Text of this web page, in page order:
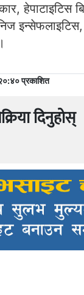
हेपाटाइटिस
प्रकाशित
दिनुहोस्